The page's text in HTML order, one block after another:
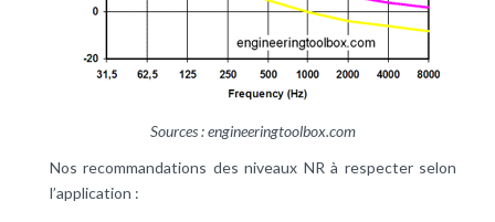
Sources : engineeringtoolbox.com
Nos recommandations des niveaux NR à respecter selon
l’application :